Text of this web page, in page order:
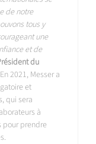
de notre
tous y
une
et de
du
2021, Messer a
et
qui sera
à
pour prendre